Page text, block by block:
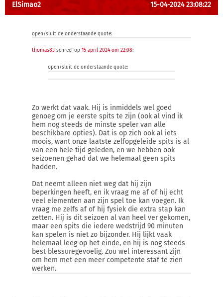
ElSimao2 15-04-2024 23:08:22
open/sluit de onderstaande quote:
thomas83 schreef op 15 april 2024 om 22:08:
open/sluit de onderstaande quote:
Zo werkt dat vaak. Hij is inmiddels wel goed
genoeg om je eerste spits te zijn (ook al vind ik
hem nog steeds de minste speler van alle
beschikbare opties). Dat is op zich ook al iets
moois, want onze laatste zelfopgeleide spits is al
van een hele tijd geleden, en we hebben ook
seizoenen gehad dat we helemaal geen spits
hadden.
Dat neemt alleen niet weg dat hij zijn
beperkingen heeft, en ik vraag me af of hij echt
veel elementen aan zijn spel toe kan voegen. Ik
vraag me zelfs af of hij fysiek die extra stap kan
zetten. Hij is dit seizoen al van heel ver gekomen,
maar een spits die iedere wedstrijd 90 minuten
kan spelen is niet zo bijzonder. Hij lijkt vaak
helemaal leeg op het einde, en hij is nog steeds
best blessuregevoelig. Zou wel interessant zijn
om hem met een meer competente staf te zien
werken.